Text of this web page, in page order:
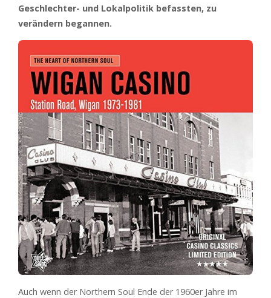
Geschlechter- und Lokalpolitik befassten, zu
verändern begannen.
Auch wenn der Northern Soul Ende der 1960er Jahre im